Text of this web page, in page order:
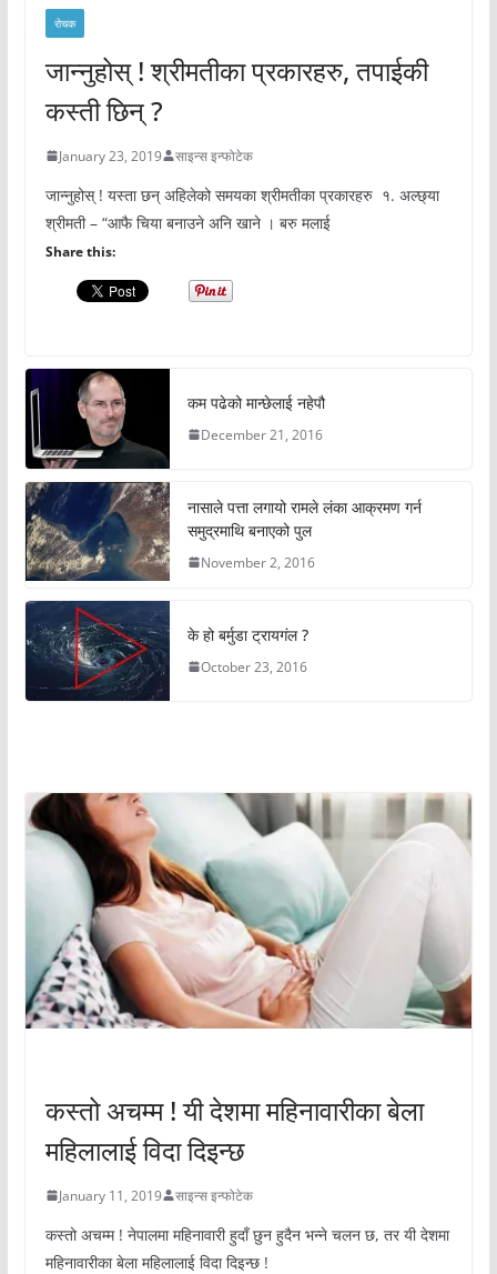
रोचक
जान्नुहोस् ! श्रीमतीका प्रकारहरु, तपाईकी
कस्ती छिन् ?
January 23, 2019 साइन्स इन्फोटेक
जान्नुहोस् ! यस्ता छन् अहिलेको समयका श्रीमतीका प्रकारहरु १. अल्छ्या
श्रीमती – “आफै चिया बनाउने अनि खाने । बरु मलाई
Share this:
कम पढेको मान्छेलाई नहेपौ
December 21, 2016
नासाले पत्ता लगायो रामले लंका आक्रमण गर्न
समुद्रमाथि बनाएको पुल
November 2, 2016
के हो बर्मुडा ट्रायगंल ?
October 23, 2016
कस्तो अचम्म ! यी देशमा महिनावारीका बेला
महिलालाई विदा दिइन्छ
January 11, 2019 साइन्स इन्फोटेक
कस्तो अचम्म ! नेपालमा महिनावारी हुदाँ छुन हुदैन भन्ने चलन छ, तर यी देशमा
महिनावारीका बेला महिलालाई विदा दिइन्छ !